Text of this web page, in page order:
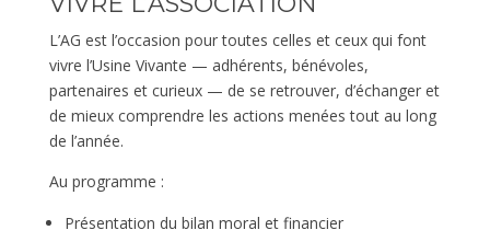
L’AG est l’occasion pour toutes celles et ceux qui font
vivre l’Usine Vivante — adhérents, bénévoles,
partenaires et curieux — de se retrouver, d’échanger et
de mieux comprendre les actions menées tout au long
de l’année.
Au programme :
Présentation du bilan moral et financier